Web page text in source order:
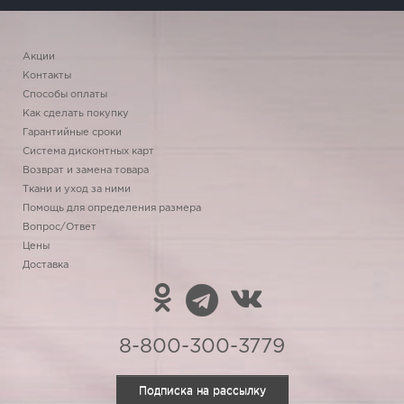
Акции
Контакты
Способы оплаты
Как сделать покупку
Гарантийные сроки
Система дисконтных карт
Возврат и замена товара
Ткани и уход за ними
Помощь для определения размера
Вопрос/Ответ
Цены
Доставка
8-800-300-3779
Подписка на рассылку